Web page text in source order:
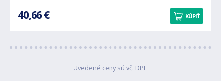
40,66 € KÚPIŤ
Uvedené ceny sú vč. DPH